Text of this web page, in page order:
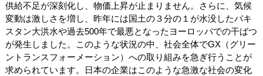
供給不足が深刻化し、物価上昇が止まりません。さらに、気候
変動は激しさを増し、昨年には国土の３分の１が水没したパキ
スタン大洪水や過去500年で最悪となったヨーロッパでの干ばつ
が発生しました。このような状況の中、社会全体でGX（グリー
ントランスフォーメーション）への取り組みを急ぎ行うことが
求められています。日本の企業はこのような急激な社会の変化